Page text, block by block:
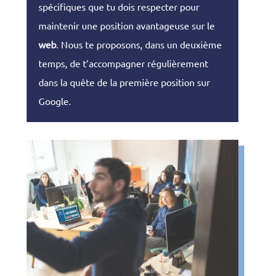
spécifiques que tu dois respecter pour
maintenir une position avantageuse sur le
web. Nous te proposons, dans un deuxième
temps, de t’accompagner régulièrement
dans la quête de la première position sur
Google.